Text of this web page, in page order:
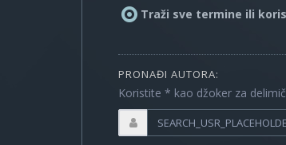
Traži sve termine ili
PRONAĐI AUTORA:
Koristite * kao džoker za